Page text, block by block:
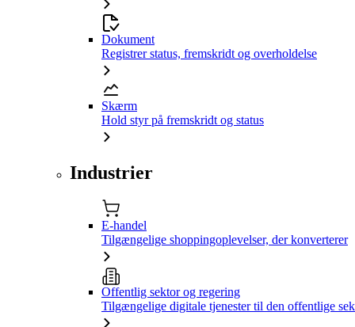
Dokument
Registrer status, fremskridt og overholdelse
Skærm
Hold styr på fremskridt og status
Industrier
E-handel
Tilgængelige shoppingoplevelser, der konverterer
Offentlig sektor og regering
Tilgængelige digitale tjenester til den offentlige